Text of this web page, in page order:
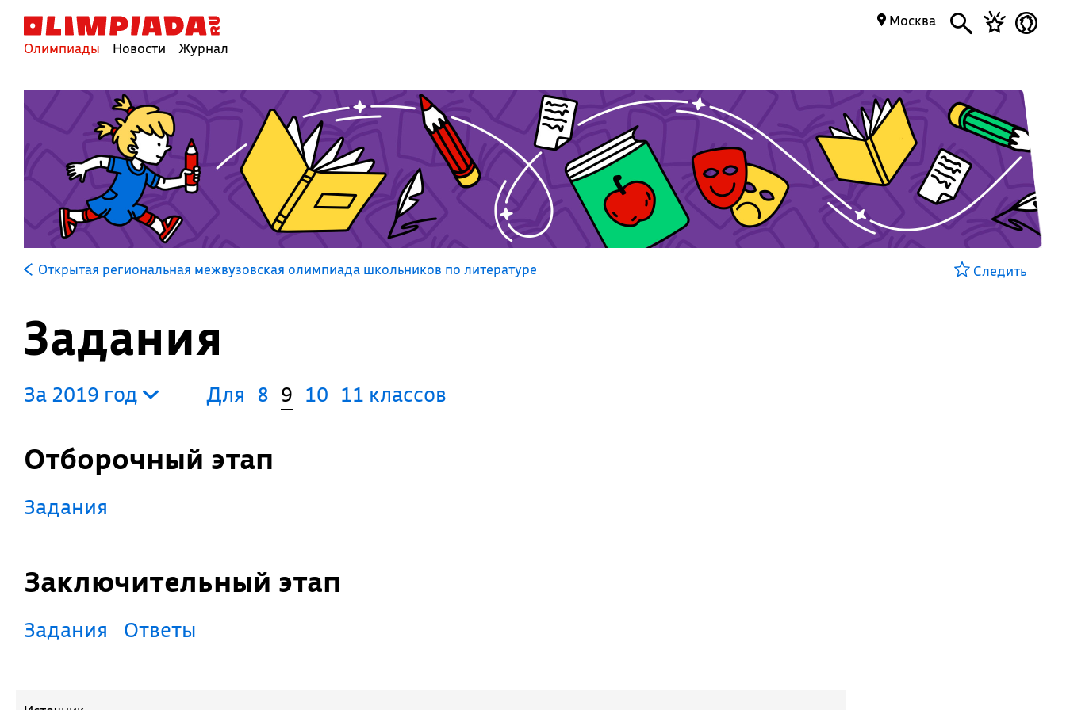
Олимпиады Новости Журнал
Москва
Открытая региональная межвузовская олимпиада школьников по литературе Следить
Задания
За 2019 год Для 8 9 10 11 классов
Отборочный этап
Задания
Заключительный этап
Задания Ответы